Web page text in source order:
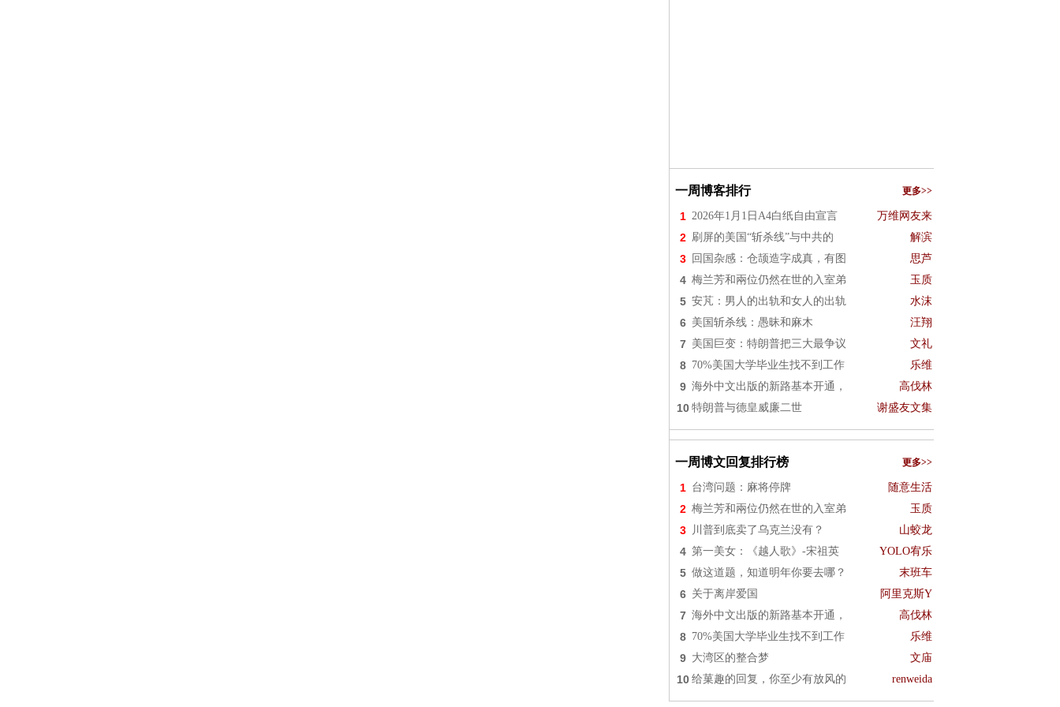
一周博客排行 更多>>
1 2026年1月1日A4白纸自由宣言 万维网友来
2 刷屏的美国“斩杀线”与中共的 解滨
3 回国杂感：仓颉造字成真，有图 思芦
4 梅兰芳和兩位仍然在世的入室弟 玉质
5 安芃：男人的出轨和女人的出轨 水沫
6 美国斩杀线：愚昧和麻木 汪翔
7 美国巨变：特朗普把三大最争议 文礼
8 70%美国大学毕业生找不到工作 乐维
9 海外中文出版的新路基本开通， 高伐林
10 特朗普与德皇威廉二世 谢盛友文集
一周博文回复排行榜 更多>>
1 台湾问题：麻将停牌 随意生活
2 梅兰芳和兩位仍然在世的入室弟 玉质
3 川普到底卖了乌克兰没有？ 山蛟龙
4 第一美女：《越人歌》-宋祖英 YOLO宥乐
5 做这道题，知道明年你要去哪？ 末班车
6 关于离岸爱国 阿里克斯Y
7 海外中文出版的新路基本开通， 高伐林
8 70%美国大学毕业生找不到工作 乐维
9 大湾区的整合梦 文庙
10 给菓趣的回复，你至少有放风的 renweida